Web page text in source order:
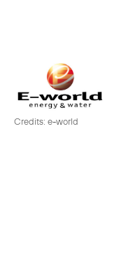
Credits: e-world